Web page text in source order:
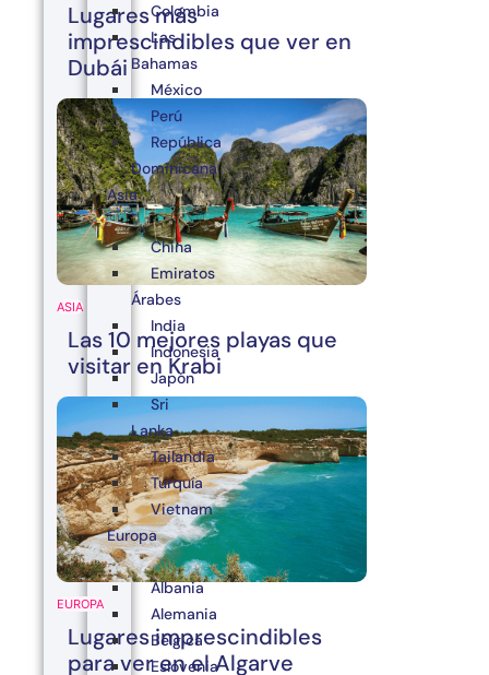
Lugares más
imprescindibles que ver en
Dubái
ASIA
Las 10 mejores playas que
visitar en Krabi
EUROPA
Lugares imprescindibles
para ver en el Algarve
Colombia
Las
Bahamas
México
Perú
República
Dominicana
Asia
China
Emiratos
Árabes
India
Indonesia
Japón
Sri
Lanka
Tailandia
Turquía
Vietnam
Europa
Albania
Alemania
Bélgica
Eslovenia